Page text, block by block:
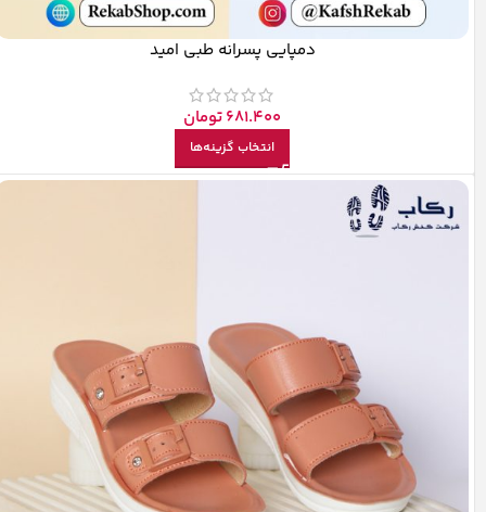
دمپایی پسرانه طبی امید
681.400تومان
انتخاب گزینه‌ها